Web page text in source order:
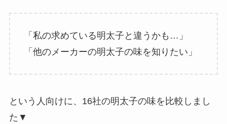
「私の求めている明太子と違うかも…」
「他のメーカーの明太子の味を知りたい」
という人向けに、16社の明太子の味を比較しまし
た▼